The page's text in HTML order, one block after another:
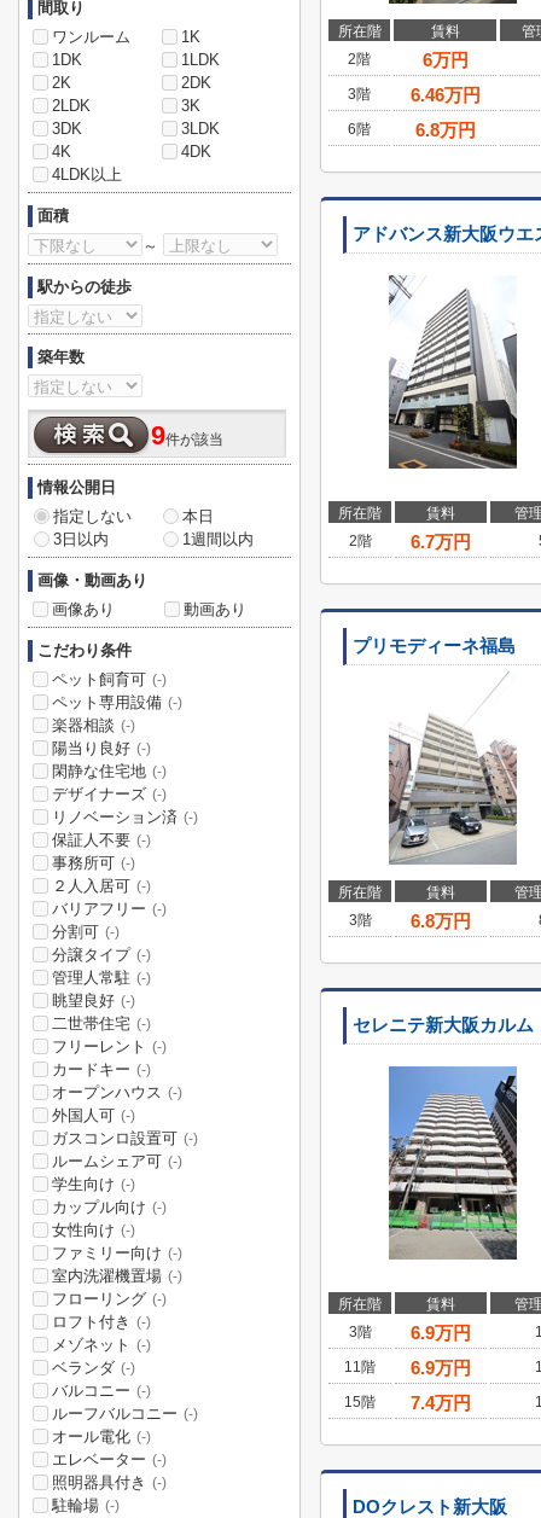
所在階 賃料
管
2階
6万円
3階 6.46万円
6階 6.8万円
アドバンス新大阪ウエ
所在階 賃料
管
2階
6.7万円
プリモディーネ福島
所在階 賃料
管
3階
6.8万円
セレニテ新大阪カルム
所在階 賃料
管
3階
6.9万円
11階 6.9万円
15階 7.4万円
DOクレスト新大阪
間取り
ワンルーム
1K
1DK
1LDK
2K
2DK
2LDK
3K
3DK
3LDK
4K
4DK
4LDK以上
面積
～
駅からの徒歩
築年数
9件が該当
情報公開日
指定しない
本日
3日以内
1週間以内
画像・動画あり
画像あり
動画あり
こだわり条件
ペット飼育可 (-)
ペット専用設備 (-)
楽器相談 (-)
陽当り良好 (-)
閑静な住宅地 (-)
デザイナーズ (-)
リノベーション済 (-)
保証人不要 (-)
事務所可 (-)
２人入居可 (-)
バリアフリー (-)
分割可 (-)
分譲タイプ (-)
管理人常駐 (-)
眺望良好 (-)
二世帯住宅 (-)
フリーレント (-)
カードキー (-)
オープンハウス (-)
外国人可 (-)
ガスコンロ設置可 (-)
ルームシェア可 (-)
学生向け (-)
カップル向け (-)
女性向け (-)
ファミリー向け (-)
室内洗濯機置場 (-)
フローリング (-)
ロフト付き (-)
メゾネット (-)
ベランダ (-)
バルコニー (-)
ルーフバルコニー (-)
オール電化 (-)
エレベーター (-)
照明器具付き (-)
駐輪場 (-)